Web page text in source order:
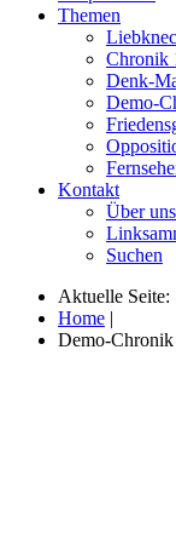
Themen
Chronik
Denk-
Demo-
Kontakt
Über uns
Suchen
Aktuelle Seite:
Home |
Demo-